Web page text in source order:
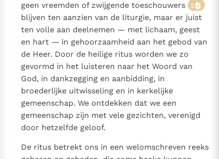
geen vreemden of zwijgende toeschouwers
2
blijven ten aanzien van de liturgie, maar er juist
ten volle aan deelnemen — met lichaam, geest
en hart — in gehoorzaamheid aan het gebod van
de Heer. Door de heilige ritus worden we zo
gevormd in het luisteren naar het Woord van
God, in dankzegging en aanbidding, in
broederlijke uitwisseling en in kerkelijke
gemeenschap. We ontdekken dat we een
gemeenschap zijn met vele gezichten, verenigd
door hetzelfde geloof.
De ritus betrekt ons in een welomschreven reeks